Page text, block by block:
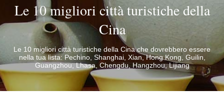
Le 10 migliori città turistiche della
Cina
Le 10 migliori città turistiche della Cina che dovrebbero essere
nella tua lista: Pechino, Shanghai, Xian, Hong Kong, Guilin,
Guangzhou, Lhasa, Chengdu, Hangzhou, Lijiang